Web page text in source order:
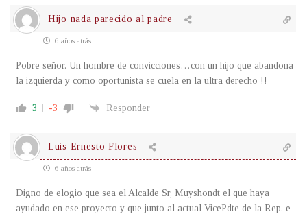
Hijo nada parecido al padre
6 años atrás
Pobre señor. Un hombre de convicciones…con un hijo que abandona
la izquierda y como oportunista se cuela en la ultra derecho !!
3 -3 Responder
Luis Ernesto Flores
6 años atrás
Digno de elogio que sea el Alcalde Sr, Muyshondt el que haya
ayudado en ese proyecto y que junto al actual VicePdte de la Rep. e